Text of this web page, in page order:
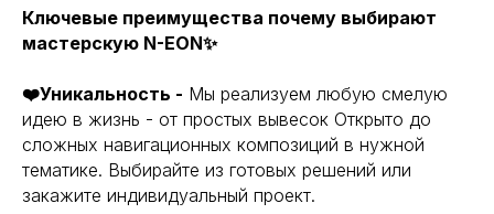
Ключевые преимущества почему выбирают
мастерскую N-EON✨
❤️Уникальность - Мы реализуем любую смелую
идею в жизнь - от простых вывесок Открыто до
сложных навигационных композиций в нужной
тематике. Выбирайте из готовых решений или
закажите индивидуальный проект.